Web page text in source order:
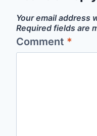
Your email address
Required fields are
Comment *